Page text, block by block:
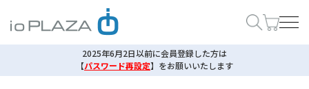
2025年6月2日以前に会員登録した方は
【パスワード再設定】 をお願いいたします